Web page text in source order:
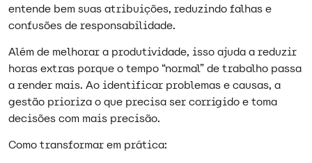
entende bem suas atribuições, reduzindo falhas e
confusões de responsabilidade.​
Além de melhorar a produtividade, isso ajuda a reduzir
horas extras porque o tempo “normal” de trabalho passa
a render mais. Ao identificar problemas e causas, a
gestão prioriza o que precisa ser corrigido e toma
decisões com mais precisão.​
Como transformar em prática: